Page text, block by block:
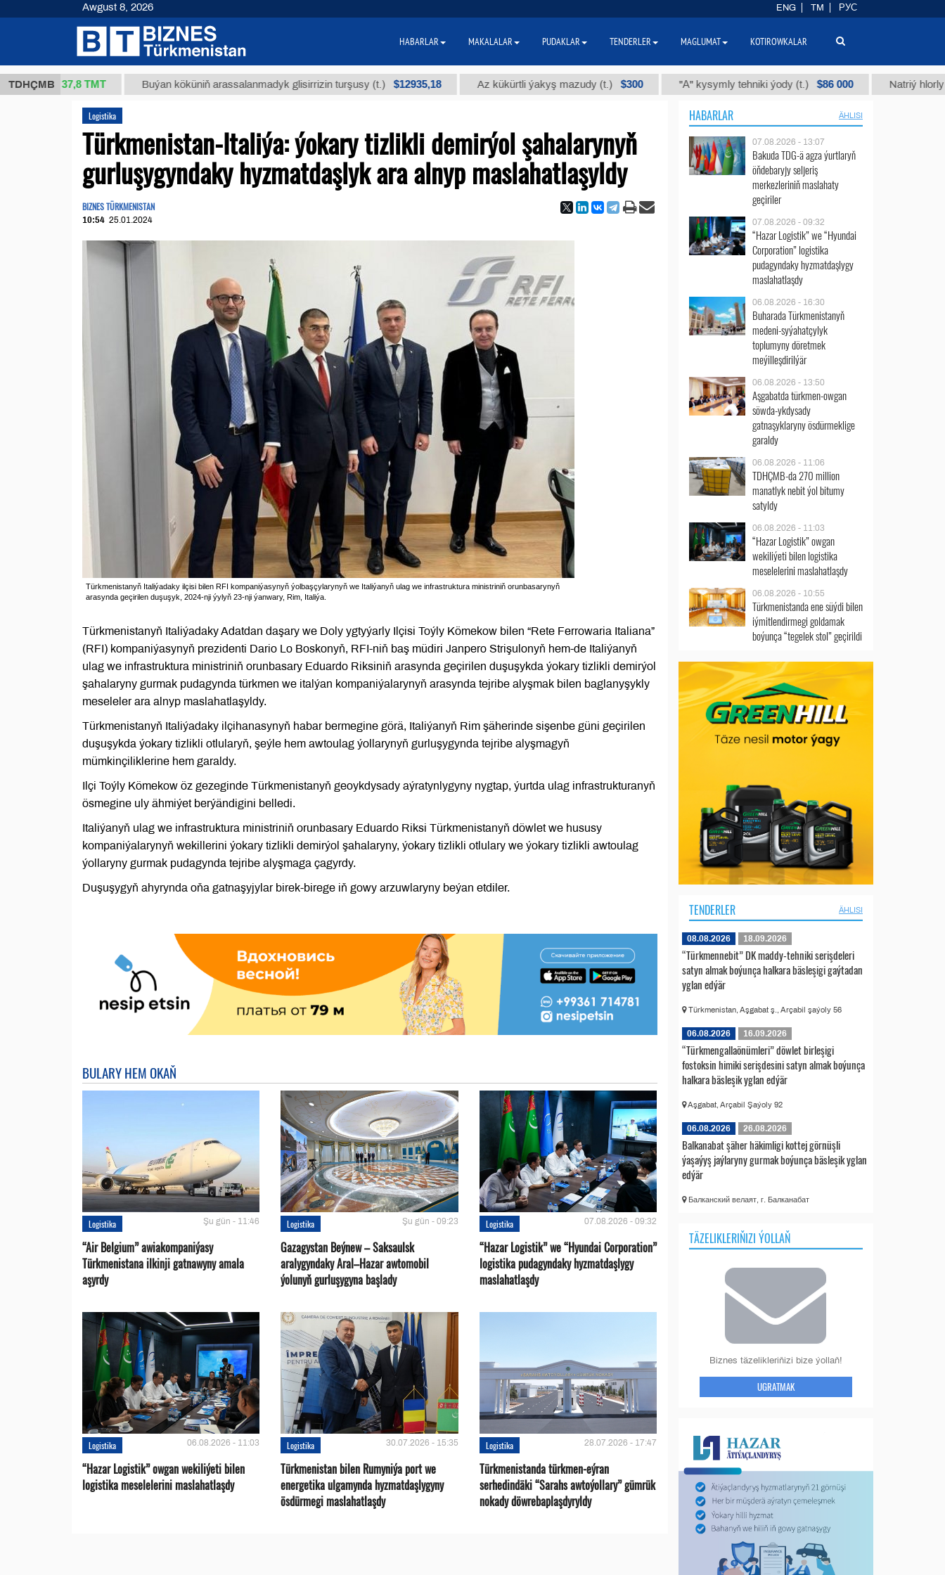
TDHÇMB
37,8 ТМТ Buýan köküniň arassalanmadyk glisirrizin turşusy (t.) $12935,18 Az kükürtli ýakyş mazudy (t.) $300 "А" kysymly tehniki ýody (t.) $86 000 Natriý hlorly (nahar
Logistika
Türkmenistan-Italiýa: ýokary tizlikli demirýol şahalarynyň
gurluşygyndaky hyzmatdaşlyk ara alnyp maslahatlaşyldy
BIZNES TÜRKMENISTAN
10:54 25.01.2024
Türkmenistanyň Italiýadaky ilçisi bilen RFI kompaniýasynyň ýolbaşçylarynyň we Italiýanyň ulag we infrastruktura ministriniň orunbasarynyň
arasynda geçirilen duşuşyk, 2024-nji ýylyň 23-nji ýanwary, Rim, Italiýa.
Türkmenistanyň Italiýadaky Adatdan daşary we Doly ygtyýarly Ilçisi Toýly Kömekow bilen “Rete Ferrowaria Italiana”
(RFI) kompaniýasynyň prezidenti Dario Lo Boskonyň, RFI-niň baş müdiri Janpero Strişulonyň hem-de Italiýanyň
ulag we infrastruktura ministriniň orunbasary Eduardo Riksiniň arasynda geçirilen duşuşykda ýokary tizlikli demirýol
şahalaryny gurmak pudagynda türkmen we italýan kompaniýalarynyň arasynda tejribe alyşmak bilen baglanyşykly
meseleler ara alnyp maslahatlaşyldy.
Türkmenistanyň Italiýadaky ilçihanasynyň habar bermegine görä, Italiýanyň Rim şäherinde sişenbe güni geçirilen
duşuşykda ýokary tizlikli otlularyň, şeýle hem awtoulag ýollarynyň gurluşygynda tejribe alyşmagyň
mümkinçiliklerine hem garaldy.
Ilçi Toýly Kömekow öz gezeginde Türkmenistanyň geoykdysady aýratynlygyny nygtap, ýurtda ulag infrastrukturanyň
ösmegine uly ähmiýet berýändigini belledi.
Italiýanyň ulag we infrastruktura ministriniň orunbasary Eduardo Riksi Türkmenistanyň döwlet we hususy
kompaniýalarynyň wekillerini ýokary tizlikli demirýol şahalaryny, ýokary tizlikli otlulary we ýokary tizlikli awtoulag
ýollaryny gurmak pudagynda tejribe alyşmaga çagyrdy.
Duşuşygyň ahyrynda oňa gatnaşyjylar birek-birege iň gowy arzuwlaryny beýan etdiler.
BULARY HEM OKAŇ
Logistika Şu gün - 11:46
“Air Belgium” awiakompaniýasy
Türkmenistana ilkinji gatnawyny amala
aşyrdy
Logistika Şu gün - 09:23
Gazagystan Beýnew – Saksaulsk
aralygyndaky Aral–Hazar awtomobil
ýolunyň gurluşygyna başlady
Logistika 07.08.2026 - 09:32
“Hazar Logistik” we “Hyundai Corporation”
logistika pudagyndaky hyzmatdaşlygy
maslahatlaşdy
Logistika 06.08.2026 - 11:03
“Hazar Logistik” owgan wekiliýeti bilen
logistika meselelerini maslahatlaşdy
Logistika 30.07.2026 - 15:35
Türkmenistan bilen Rumyniýa port we
energetika ulgamynda hyzmatdaşlygyny
ösdürmegi maslahatlaşdy
Logistika 28.07.2026 - 17:47
Türkmenistanda türkmen-eýran
serhedindäki “Sarahs awtoýollary” gümrük
nokady döwrebaplaşdyryldy
HABARLAR ÄHLISI
07.08.2026 - 13:07
Bakuda TDG-ä agza ýurtlaryň
öňdebaryjy seljeriş
merkezleriniň maslahaty
geçiriler
07.08.2026 - 09:32
“Hazar Logistik” we “Hyundai
Corporation” logistika
pudagyndaky hyzmatdaşlygy
maslahatlaşdy
06.08.2026 - 16:30
Buharada Türkmenistanyň
medeni-syýahatçylyk
toplumyny döretmek
meýilleşdirilýär
06.08.2026 - 13:50
Aşgabatda türkmen-owgan
söwda-ykdysady
gatnaşyklaryny ösdürmeklige
garaldy
06.08.2026 - 11:06
TDHÇMB-da 270 million
manatlyk nebit ýol bitumy
satyldy
06.08.2026 - 11:03
“Hazar Logistik” owgan
wekiliýeti bilen logistika
meselelerini maslahatlaşdy
06.08.2026 - 10:55
Türkmenistanda ene süýdi bilen
iýmitlendirmegi goldamak
boýunça “tegelek stol” geçirildi
TENDERLER ÄHLISI
08.08.2026 18.09.2026
“Türkmennebit” DK maddy-tehniki serişdeleri
satyn almak boýunça halkara bäsleşigi gaýtadan
yglan edýär
Türkmenistan, Aşgabat ş., Arçabil şaýoly 56
06.08.2026 16.09.2026
“Türkmengallaönümleri” döwlet birleşigi
fostoksin himiki serişdesini satyn almak boýunça
halkara bäsleşik yglan edýär
Aşgabat, Arçabil Şaýoly 92
06.08.2026 26.08.2026
Balkanabat şäher häkimligi kottej görnüşli
ýaşaýyş jaýlaryny gurmak boýunça bäsleşik yglan
edýär
Балканский велаят, г. Балканабат
TÄZELIKLERIŇIZI ÝOLLAŇ
Biznes täzelikleriňizi bize ýollaň!
UGRATMAK
Awgust 8, 2026 ENG TM РУС
HABARLAR MAKALALAR PUDAKLAR TENDERLER MAGLUMAT KOTIROWKALAR